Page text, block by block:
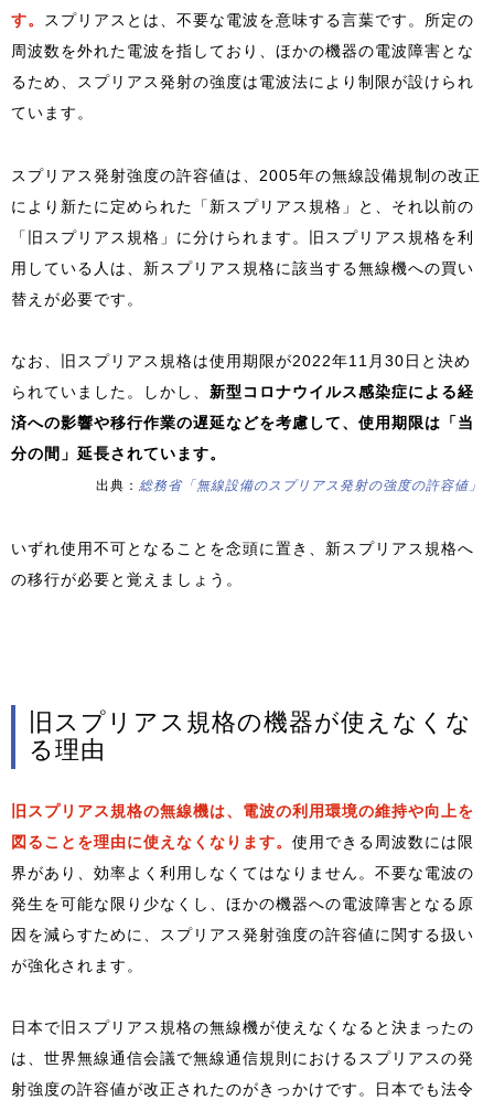
す。
スプリアスとは、不要な電波を意味する言葉です。所定の
周波数を外れた電波を指しており、ほかの機器の電波障害とな
るため、スプリアス発射の強度は電波法により制限が設けられ
ています。
スプリアス発射強度の許容値は、2005年の無線設備規制の改正
により新たに定められた「新スプリアス規格」と、それ以前の
「旧スプリアス規格」に分けられます。旧スプリアス規格を利
用している人は、新スプリアス規格に該当する無線機への買い
替えが必要です。
なお、旧スプリアス規格は使用期限が2022年11月30日と決め
られていました。しかし、 新型コロナウイルス感染症による経
済への影響や移行作業の遅延などを考慮して、使用期限は「当
分の間」延長されています。
出典： 総務省「無線設備のスプリアス発射の強度の許容値」
いずれ使用不可となることを念頭に置き、新スプリアス規格へ
の移行が必要と覚えましょう。
旧スプリアス規格の機器が使えなくな
る理由
旧スプリアス規格の無線機は、電波の利用環境の維持や向上を
図ることを理由に使えなくなります。 使用できる周波数には限
界があり、効率よく利用しなくてはなりません。不要な電波の
発生を可能な限り少なくし、ほかの機器への電波障害となる原
因を減らすために、スプリアス発射強度の許容値に関する扱い
が強化されます。
日本で旧スプリアス規格の無線機が使えなくなると決まったの
は、世界無線通信会議で無線通信規則におけるスプリアスの発
射強度の許容値が改正されたのがきっかけです。日本でも法令